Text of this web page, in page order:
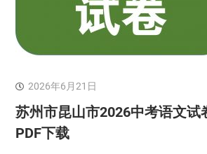
2026年6月21日
苏州市昆山市2026中考语文试
PDF下载